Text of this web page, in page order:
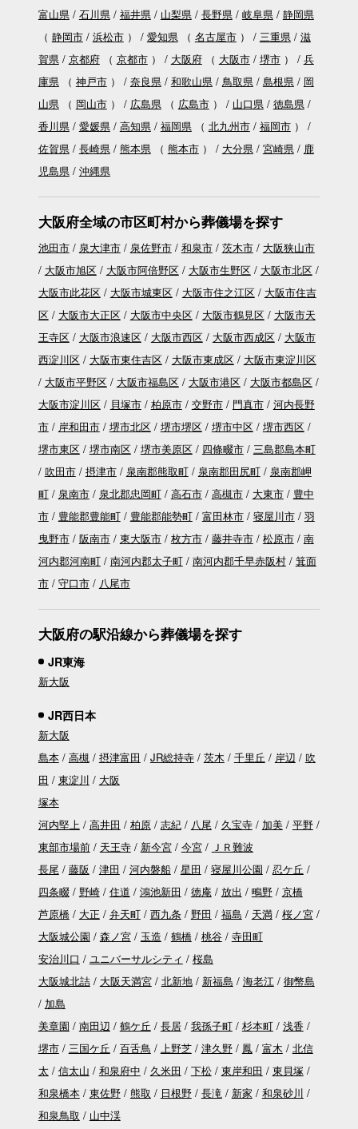
富山県
石川県 福井県 山梨県 長野県 岐阜県
静岡県
（ 静岡市 浜松市） 愛知県（ 名古屋市） 三重県
滋
賀県
京都府（ 京都市） 大阪府（ 大阪市 堺市）
兵
庫県（ 神戸市） 奈良県 和歌山県 鳥取県 島根県
岡
山県（ 岡山市） 広島県（ 広島市） 山口県
徳島県
香川県
愛媛県 高知県 福岡県（ 北九州市 福岡市）
佐賀県
長崎県 熊本県（ 熊本市） 大分県 宮崎県
鹿
児島県
沖縄県
大阪府全域の市区町村から葬儀場を探す
池田市 泉大津市 泉佐野市 和泉市 茨木市
大阪狭山市
大阪市旭区
大阪市阿倍野区 大阪市生野区
大阪市北区
大阪市此花区
大阪市城東区 大阪市住之江区
大阪市住吉
区
大阪市大正区 大阪市中央区 大阪市鶴見区
大阪市天
王寺区
大阪市浪速区 大阪市西区 大阪市西成区
大阪市
西淀川区
大阪市東住吉区 大阪市東成区
大阪市東淀川区
大阪市平野区
大阪市福島区 大阪市港区
大阪市都島区
大阪市淀川区
貝塚市 柏原市 交野市 門真市
河内長野
市
岸和田市 堺市北区 堺市堺区 堺市中区
堺市西区
堺市東区
堺市南区 堺市美原区 四條畷市
三島郡島本町
吹田市
摂津市 泉南郡熊取町 泉南郡田尻町
泉南郡岬
町
泉南市 泉北郡忠岡町 高石市 高槻市 大東市
豊中
市
豊能郡豊能町 豊能郡能勢町 富田林市 寝屋川市
羽
曳野市
阪南市 東大阪市 枚方市 藤井寺市 松原市
南
河内郡河南町
南河内郡太子町 南河内郡千早赤阪村
箕面
市
守口市 八尾市
大阪府の駅沿線から葬儀場を探す
JR東海
新大阪
JR西日本
新大阪
島本
高槻 摂津富田 JR総持寺 茨木 千里丘 岸辺
吹
田
東淀川
大阪
塚本
河内堅上
高井田 柏原 志紀 八尾 久宝寺 加美
平野
東部市場前
天王寺 新今宮 今宮
ＪＲ難波
長尾
藤阪 津田 河内磐船 星田 寝屋川公園
忍ケ丘
四条畷
野崎 住道 鴻池新田 徳庵 放出 鴫野
京橋
芦原橋
大正 弁天町 西九条 野田 福島 天満
桜ノ宮
大阪城公園
森ノ宮 玉造 鶴橋 桃谷
寺田町
安治川口
ユニバーサルシティ
桜島
大阪城北詰
大阪天満宮 北新地 新福島 海老江
御幣島
加島
美章園
南田辺 鶴ケ丘 長居 我孫子町 杉本町
浅香
堺市
三国ケ丘 百舌鳥 上野芝 津久野 鳳 富木
北信
太
信太山 和泉府中 久米田 下松 東岸和田
東貝塚
和泉橋本
東佐野 熊取 日根野 長滝 新家
和泉砂川
和泉鳥取
山中渓